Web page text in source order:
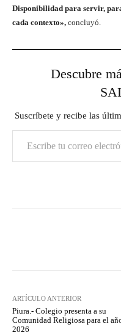
Disponibilidad para servir,
cada contexto», concluyó.
Descubre
Suscríbete y recibe las
Escribe tu correo electrónico…
ARTÍCULO ANTERIOR
Piura.- Colegio presenta a su
Comunidad Religiosa para el
2026